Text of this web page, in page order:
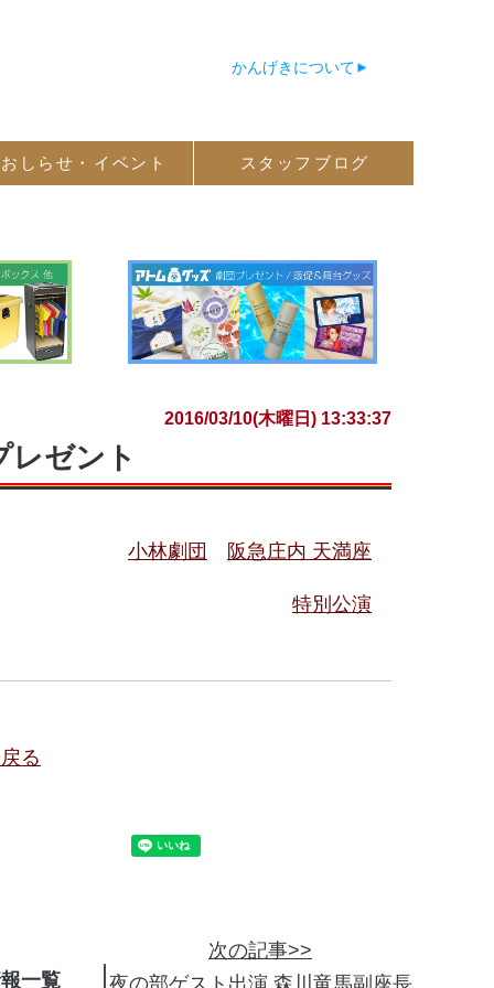
かんげきについて
おしらせ・ イベント スタッフ ブログ
2016/03/10(木曜日) 13:33:37
レゼント
小林劇団 阪急庄内 天満座
特別公演
る
次の記事>>
夜の部ゲスト出演 森川竜馬副座長